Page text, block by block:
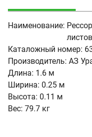
(активная вкладка)
Наименование:
Каталожный номер:
Производитель: АЗ
Длина: 1.6 м
Ширина: 0.25 м
Высота: 0.11 м
Вес: 79.7 кг